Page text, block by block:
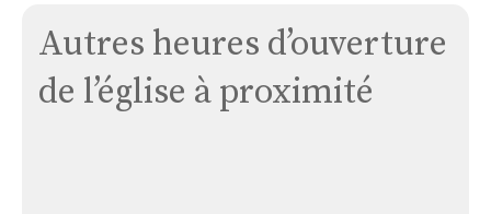
Autres heures d’ouverture
de l’église à proximité